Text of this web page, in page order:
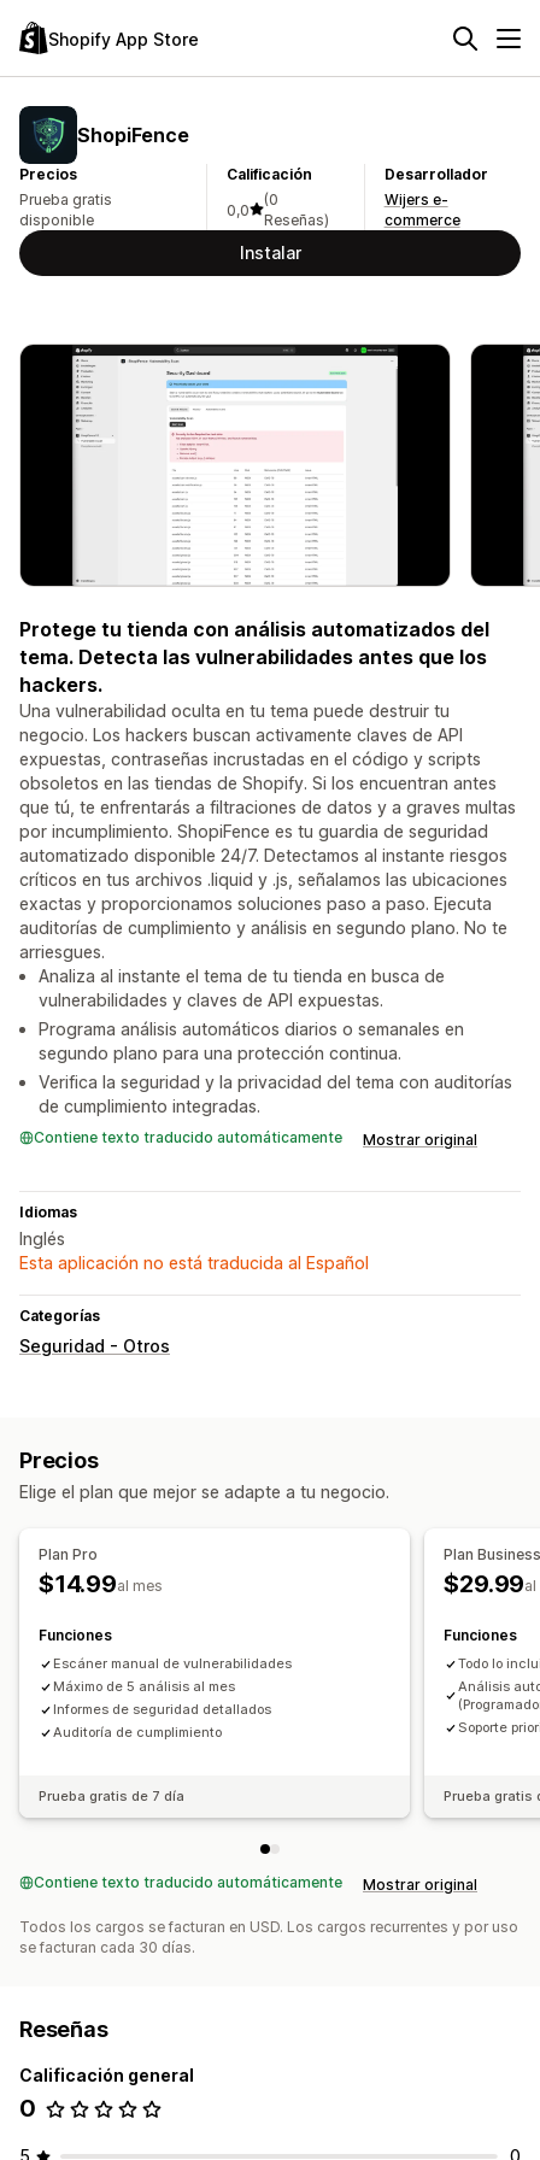
Shopify App Store
ShopiFence
Precios
Prueba gratis
disponible
Calificación
0,0
(0
Reseñas)
Desarrollador
Wijers e-
commerce
Instalar
Protege tu tienda con análisis automatizados del
tema. Detecta las vulnerabilidades antes que los
hackers.
Una vulnerabilidad oculta en tu tema puede destruir tu
negocio. Los hackers buscan activamente claves de API
expuestas, contraseñas incrustadas en el código y scripts
obsoletos en las tiendas de Shopify. Si los encuentran antes
que tú, te enfrentarás a filtraciones de datos y a graves multas
por incumplimiento. ShopiFence es tu guardia de seguridad
automatizado disponible 24/7. Detectamos al instante riesgos
críticos en tus archivos .liquid y .js, señalamos las ubicaciones
exactas y proporcionamos soluciones paso a paso. Ejecuta
auditorías de cumplimiento y análisis en segundo plano. No te
arriesgues.
Analiza al instante el tema de tu tienda en busca de
vulnerabilidades y claves de API expuestas.
Programa análisis automáticos diarios o semanales en
segundo plano para una protección continua.
Verifica la seguridad y la privacidad del tema con auditorías
de cumplimiento integradas.
Contiene texto traducido automáticamente Mostrar original
Idiomas
Inglés
Esta aplicación no está traducida al Español
Categorías
Seguridad - Otros
Precios
Elige el plan que mejor se adapte a tu negocio.
Plan Pro
$14.99al mes
Funciones
Escáner manual de vulnerabilidades
Máximo de 5 análisis al mes
Informes de seguridad detallados
Auditoría de cumplimiento
Prueba gratis de 7 día
Plan
$29.99
Funciones
Todo lo
Análisis
Soporte
Prueba gratis
Contiene texto traducido automáticamente Mostrar original
Todos los cargos se facturan en USD. Los cargos recurrentes y por uso
se facturan cada 30 días.
Reseñas
Calificación general
0